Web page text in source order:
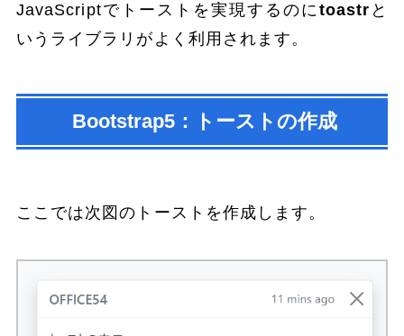
JavaScriptでトーストを実現するのにtoastr と
いうライブラリがよく利用されます。
Bootstrap5：トーストの作成
ここでは次図のトーストを作成します。